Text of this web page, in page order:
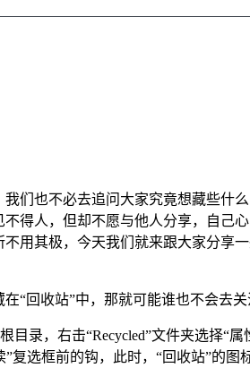
们也不必去追问大家究竟想藏些什
得人，但却不愿与他人分享，自己
用其极，今天我们就来跟大家分享
“回收站”中，那就可能谁也不会去关
录，右击“Recycled”文件夹选择“
选框前的钩，此时，“回收站”的图